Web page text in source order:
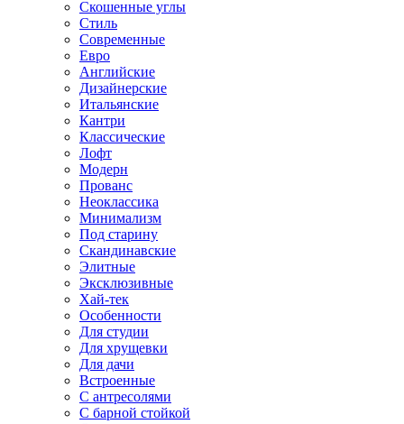
Скошенные углы
Стиль
Современные
Евро
Английские
Дизайнерские
Итальянские
Кантри
Классические
Лофт
Модерн
Прованс
Неоклассика
Минимализм
Под старину
Скандинавские
Элитные
Эксклюзивные
Хай-тек
Особенности
Для студии
Для хрущевки
Для дачи
Встроенные
С антресолями
С барной стойкой